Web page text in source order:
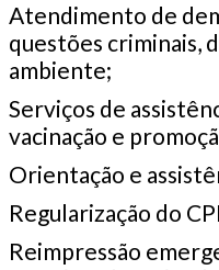
Atendimento de
questões criminais,
ambiente;
Serviços de
vacinação e
Orientação e
Regularização do
Reimpressão